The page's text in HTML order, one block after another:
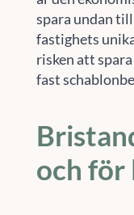
spara undan
fastighets
risken att
fast
och för